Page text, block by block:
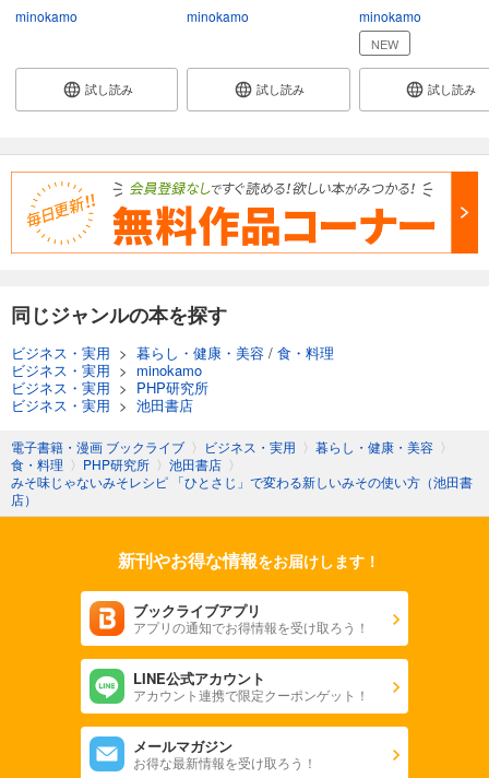
minokamo
試し読み
minokamo
試し読み
minokamo
NEW
試し読み
同じジャンルの本を探す
ビジネス・実用 > 暮らし・健康・美容 / 食・料理
ビジネス・実用 > minokamo
ビジネス・実用 > PHP研究所
ビジネス・実用 > 池田書店
電子書籍・漫画 ブックライブ 〉 ビジネス・実用 〉 暮らし・健康・美容 〉
食・料理 〉 PHP研究所 〉 池田書店 〉
みそ味じゃないみそレシピ 「ひとさじ」で変わる新しいみその使い方（池田書
店）
新刊やお得な情報をお届けします！
ブックライブアプリ
アプリの通知でお得情報を受け取ろう！
LINE公式アカウント
アカウント連携で限定クーポンゲット！
メールマガジン
お得な最新情報を受け取ろう！